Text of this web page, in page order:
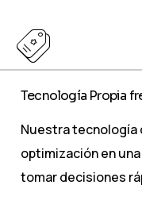
Tecnología Propia
Nuestra tecnología
optimización en
tomar decisiones